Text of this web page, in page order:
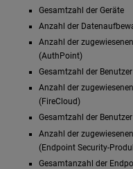
Gesamtzahl der Geräte
Anzahl der
Anzahl der
(AuthPoint)
Gesamtzahl der
Anzahl der
(FireCloud)
Gesamtzahl der
Anzahl der
(Endpoint Security-
Gesamtanzahl der